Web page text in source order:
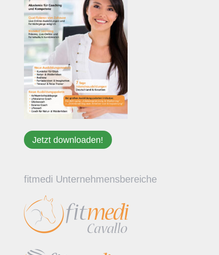
Jetzt downloaden!
fitmedi Unternehmensbereiche